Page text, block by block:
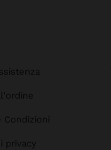
Condizioni
privacy